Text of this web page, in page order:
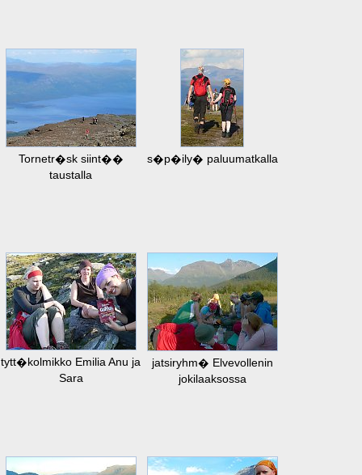
Tornetr�sk siint��
taustalla
s�p�ily� paluumatkalla
tytt�kolmikko Emilia Anu ja
Sara
jatsiryhm� Elvevollenin
jokilaaksossa